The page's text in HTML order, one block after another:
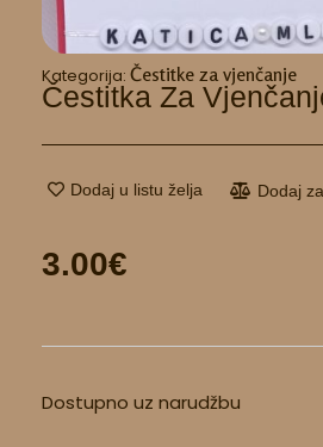
Kategorija: Čestitke za vjenčanje
Čestitka Za
Dodaj u listu želja Dodaj
3.00€
Dostupno uz narudžbu
za